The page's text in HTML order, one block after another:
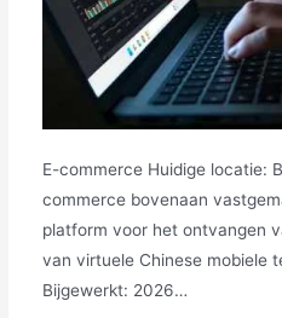
E-commerce Huidige locatie:
commerce bovenaan
platform voor het ontvangen
van virtuele Chinese mobiele
Bijgewerkt: 2026…